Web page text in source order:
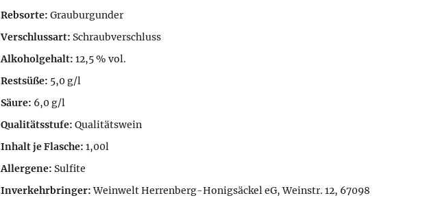
Rebsorte: Grauburgunder
Verschlussart: Schraubverschluss
Alkoholgehalt: 12,5 % vol.
Restsüße: 5,0 g/l
Säure: 6,0 g/l
Qualitätsstufe: Qualitätswein
Inhalt je Flasche: 1,00l
Allergene: Sulfite
Inverkehrbringer:Weinwelt Herrenberg-Honigsäckel eG, Weinstr. 12, 67098